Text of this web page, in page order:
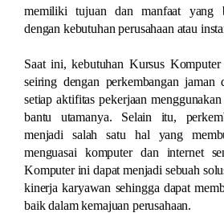
memiliki tujuan dan manfaat yang
dengan kebutuhan perusahaan atau
Saat ini, kebutuhan Kursus
seiring dengan perkembangan
setiap aktifitas pekerjaan
bantu utamanya. Selain itu,
menjadi salah satu hal yang
menguasai komputer dan internet
Komputer ini dapat menjadi sebuah
kinerja karyawan sehingga dapat
baik dalam kemajuan perusahaan.